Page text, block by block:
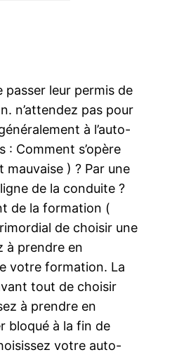
leur permis de
n’attendez pas pour
à l’auto-
: Comment s’opère
) ? Par une
de la conduite ?
de la formation (
de choisir une
à prendre en
votre formation. La
tout de choisir
à prendre en
bloqué à la fin de
votre auto-